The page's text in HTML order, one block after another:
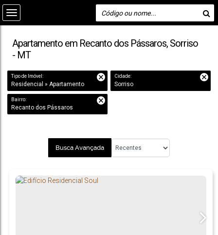
Apartamento em Recanto dos Pássaros, Sorriso
- MT
Tipo de Imóvel:
Residencial » Apartamento
Cidade:
Sorriso
Bairro:
Recanto dos Pássaros
Busca Avançada